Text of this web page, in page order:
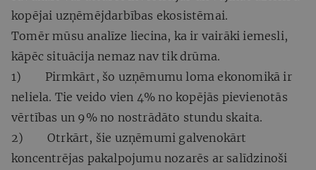
kopējai uzņēmējdarbības ekosistēmai.
Tomēr mūsu analīze liecina, ka ir vairāki iemesli,
kāpēc situācija nemaz nav tik drūma.
1) Pirmkārt, šo uzņēmumu loma ekonomikā ir
neliela. Tie veido vien 4% no kopējās pievienotās
vērtības un 9% no nostrādāto stundu skaita.
2) Otrkārt, šie uzņēmumi galvenokārt
koncentrējas pakalpojumu nozarēs ar salīdzinoši